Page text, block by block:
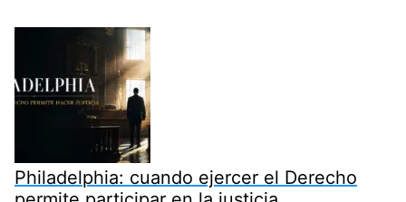
Philadelphia: cuando ejercer el Derecho